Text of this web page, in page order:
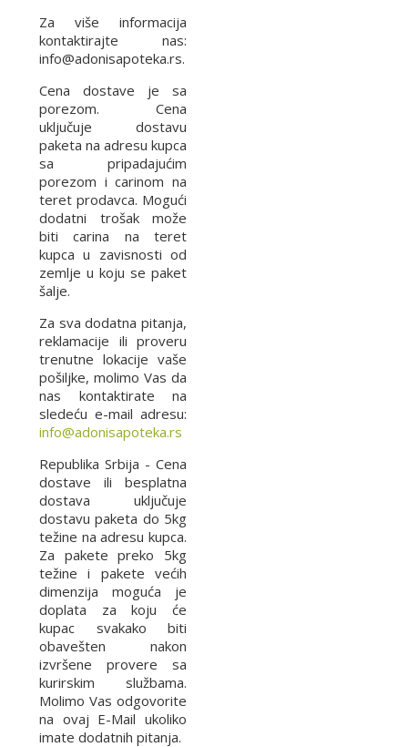
Za više informacija
kontaktirajte nas:
info@adonisapoteka.rs.
Cena dostave je sa
porezom. Cena
uključuje dostavu
paketa na adresu kupca
sa pripadajućim
porezom i carinom na
teret prodavca. Mogući
dodatni trošak može
biti carina na teret
kupca u zavisnosti od
zemlje u koju se paket
šalje.
Za sva dodatna pitanja,
reklamacije ili proveru
trenutne lokacije vaše
pošiljke, molimo Vas da
nas kontaktirate na
sledeću e-mail adresu:
info@adonisapoteka.rs
Republika Srbija - Cena
dostave ili besplatna
dostava uključuje
dostavu paketa do 5kg
težine na adresu kupca.
Za pakete preko 5kg
težine i pakete većih
dimenzija moguća je
doplata za koju će
kupac svakako biti
obavešten nakon
izvršene provere sa
kurirskim službama.
Molimo Vas odgovorite
na ovaj E-Mail ukoliko
imate dodatnih pitanja.